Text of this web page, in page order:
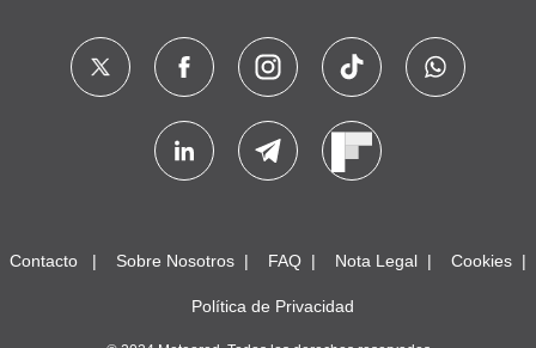
Contacto Sobre Nosotros FAQ Nota Legal Cookies
Política de Privacidad